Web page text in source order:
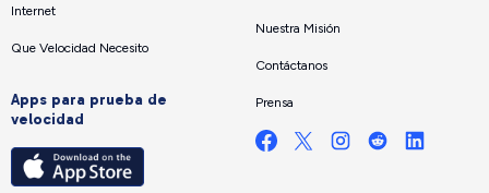
Internet
Que Velocidad Necesito
Apps para prueba de
velocidad
Nuestra Misión
Contáctanos
Prensa